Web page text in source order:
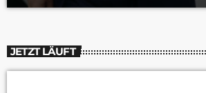
JETZT LÄUFT